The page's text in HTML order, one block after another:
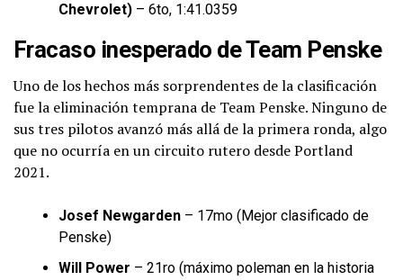
Chevrolet) – 6to, 1:41.0359
Fracaso inesperado de Team Penske
Uno de los hechos más sorprendentes de la clasificación
fue la eliminación temprana de Team Penske. Ninguno de
sus tres pilotos avanzó más allá de la primera ronda, algo
que no ocurría en un circuito rutero desde Portland
2021.
Josef Newgarden – 17mo (Mejor clasificado de
Penske)
Will Power – 21ro (máximo poleman en la historia